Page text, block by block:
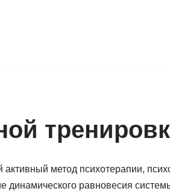
метод психотерапии,
динамического равновесия